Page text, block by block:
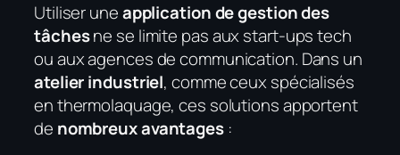
Utiliser uneapplication de gestion des
tâchesne se limite pas aux start-ups tech
ou aux agences de communication. Dans un
atelier industriel, comme ceux spécialisés
en thermolaquage, ces solutions apportent
de nombreux avantages: